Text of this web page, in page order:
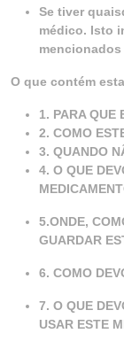
Se tiver
médico. Isto
O que contém
1. PARA QUE
2. COMO
3. QUANDO
4. O QUE
5.ONDE,
GUARDAR
6. COMO
7. O QUE
USAR ESTE